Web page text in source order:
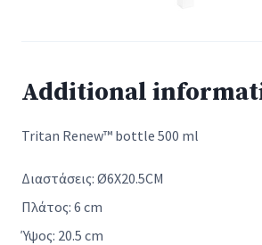
Additional
Tritan Renew™ bottle 500 ml
Διαστάσεις: Ø6X20.5CM
Πλάτος: 6 cm
Ύψος: 20.5 cm